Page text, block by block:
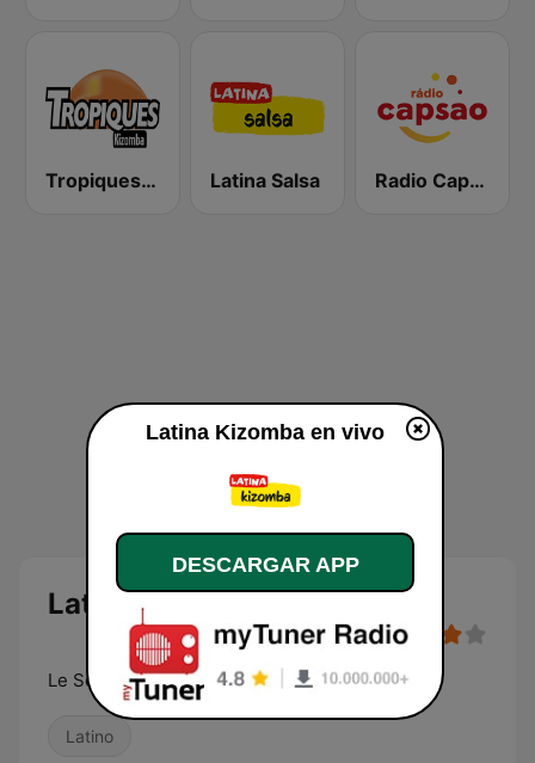
Tropiques Cultures Latina Salsa Radio Capsao Grande Lisboa
Latina Kizomba
Le Son Latino
Latino
Latina Kizomba en vivo
DESCARGAR APP